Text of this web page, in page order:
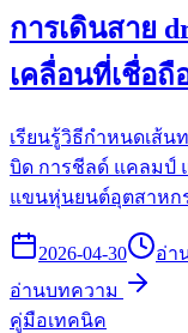
การเดินสาย
เคลื่อนที่เชื่อถื
เรียนรู้วิธีกำหนดเส้น
บิด การชีลด์ แคลมป์
แขนหุ่นยนต์อุตสาหก
2026-04-30
อ่า
อ่านบทความ
คู่มือเทคนิค